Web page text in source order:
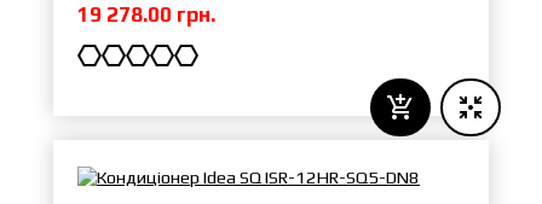
19 278.00 грн.